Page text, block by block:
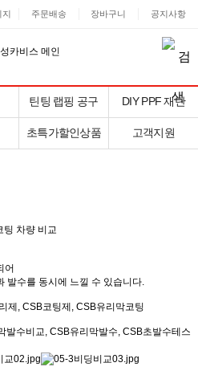
지 주문배송 장바구니 공지사항
틴팅 랩핑 공구 DIY PPF 재단
초특가할인상품 고객지원
팅 차량 비교
어
발수를 동시에 느낄 수 있습니다.
제, CSB코팅제, CSB유리막코팅
발수비교, CSB유리막발수, CSB초발수테스